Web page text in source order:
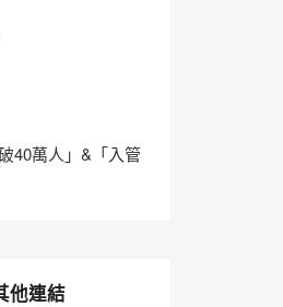
40萬人」&「入管
他連結